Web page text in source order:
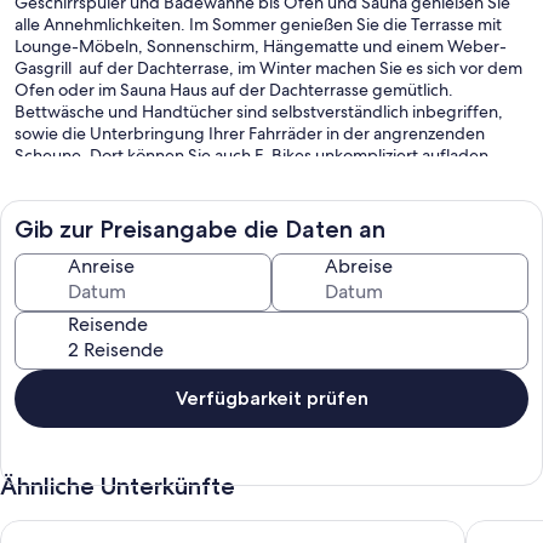
alle Annehmlichkeiten. Im Sommer genießen Sie die Terrasse mit
Lounge-Möbeln, Sonnenschirm, Hängematte und einem Weber-
Gasgrill auf der Dachterrase, im Winter machen Sie es sich vor dem
Ofen oder im Sauna Haus auf der Dachterrasse gemütlich.
Bettwäsche und Handtücher sind selbstverständlich inbegriffen,
sowie die Unterbringung Ihrer Fahrräder in der angrenzenden
Scheune. Dort können Sie auch E-Bikes unkompliziert aufladen.
Sie eine Erstaustattung an Getränken, wie Wasser und Milch vor.
Eine Nespressomaschine inklusive Kapseln steht für Sie parat. Auf
Wunsch stellen wir Ihnen selbstverständlich auch gerne eine Filter-
Kaffeemaschine zur Verfügung. Den Toaster finden Sie im
Küchenschrank. In unserer wunderbaren Dorfbäckerei können Sie
nicht nur frisches Brot und Brötchen erwerben, sondern auch alle
anderen Dinge des täglichen Bedarfs. Im Nachbarort finden Sie
einen wunderschönen Hofladen für frisches regionales Obst und
Gemüse. Im Willkommensschreiben finden Sie eine Übersicht von
meinen persönlichen Empfehlungen und ich stehe Ihnen mit meiner
ganzen Familie jederzeit gerne zur Verfügung und helfe Ihnen sehr
Liebe Gäste,
Gib zur Preisangabe die Daten an
Anreise Abreise
Reisende
Verfügbarkeit prüfen
Ähnliche Unterkünfte
Ferienwohnung für bis 6 Persnen mit sonnigem Hof, Garten